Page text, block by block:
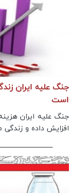
جنگ علیه ایران
است
جنگ علیه ایران
افزایش داده و زندگی